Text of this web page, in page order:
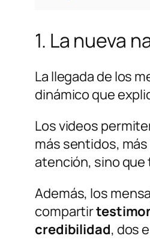
1. La nueva
La llegada de los
dinámico que
Los videos
más sentidos,
atención, sino que
Además, los
compartir
credibilidad, dos